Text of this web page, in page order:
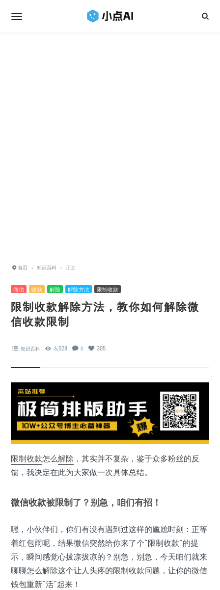
首页 › 知识百科 › 正文
微信 收款 解除 解除方法 限制收款
限制收款解除方法，教你如何解除微
信收款限制
知识百科 6,028 0 305
限制收款怎么解除 ，其实并不复杂，鉴于众多粉丝的反
馈，我决定在此为大家做一次具体总结。
微信收款被限制了？别急，咱们有招！
嘿，小伙伴们，你们有没有遇到过这样的尴尬时刻：正等
着红包雨呢，结果微信突然给你来了个“限制收款”的提
示，瞬间感觉心拔凉拔凉的？别急，别急，今天咱们就来
聊聊怎么解除这个让人头疼的限制收款问题，让你的微信
钱包重新“活”起来！